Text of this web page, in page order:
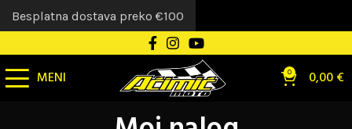
MENI 0 0,00€
Besplatna dostava preko €100